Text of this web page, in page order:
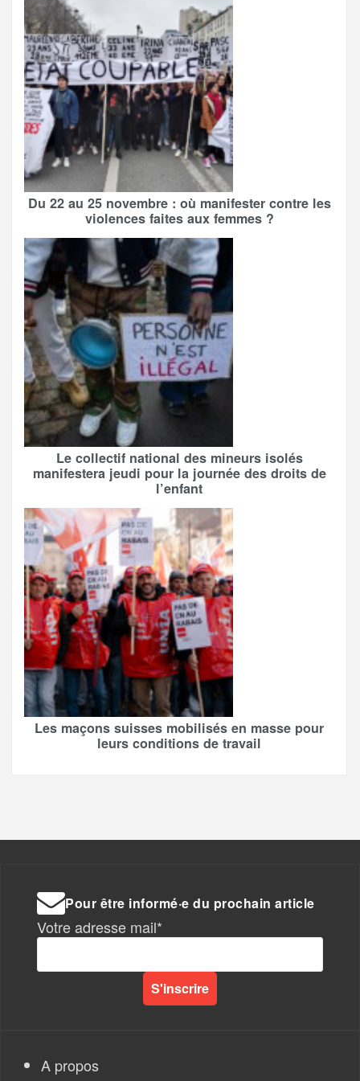
Du 22 au 25 novembre : où manifester contre les
violences faites aux femmes ?
Le collectif national des mineurs isolés
manifestera jeudi pour la journée des droits de
l’enfant
Les maçons suisses mobilisés en masse pour
leurs conditions de travail
Pour être informé·e du prochain article
Votre adresse mail*
A propos